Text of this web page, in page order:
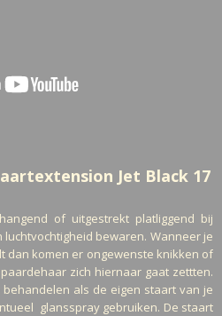
Jet Black 17
of uitgestrekt platliggend bij
bewaren. Wanneer je
dan komen er ongewenste knikken of
zich hiernaar gaat zettten.
als de eigen staart van je
glansspray gebruiken. De staart